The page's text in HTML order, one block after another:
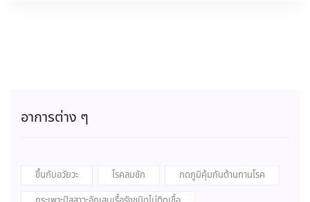
อาการต่าง ๆ
ขึ้นกับอวัยวะ โรคลมชัก
กดภูมิคุ้มกันต้านทานโรค